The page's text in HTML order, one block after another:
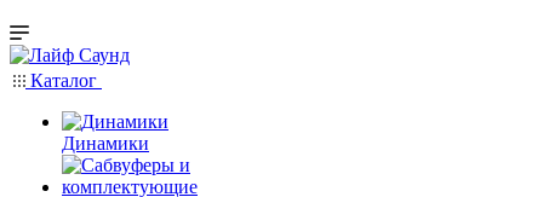
Каталог
Динамики